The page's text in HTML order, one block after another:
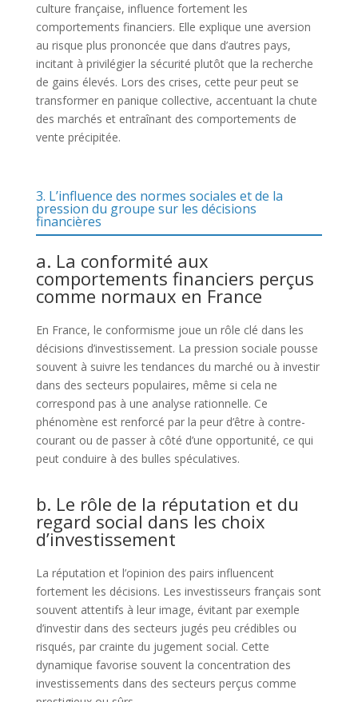
culture française, influence fortement les
comportements financiers. Elle explique une aversion
au risque plus prononcée que dans d’autres pays,
incitant à privilégier la sécurité plutôt que la recherche
de gains élevés. Lors des crises, cette peur peut se
transformer en panique collective, accentuant la chute
des marchés et entraînant des comportements de
vente précipitée.
3. L’influence des normes sociales et de la
pression du groupe sur les décisions
financières
a. La conformité aux
comportements financiers perçus
comme normaux en France
En France, le conformisme joue un rôle clé dans les
décisions d’investissement. La pression sociale pousse
souvent à suivre les tendances du marché ou à investir
dans des secteurs populaires, même si cela ne
correspond pas à une analyse rationnelle. Ce
phénomène est renforcé par la peur d’être à contre-
courant ou de passer à côté d’une opportunité, ce qui
peut conduire à des bulles spéculatives.
b. Le rôle de la réputation et du
regard social dans les choix
d’investissement
La réputation et l’opinion des pairs influencent
fortement les décisions. Les investisseurs français sont
souvent attentifs à leur image, évitant par exemple
d’investir dans des secteurs jugés peu crédibles ou
risqués, par crainte du jugement social. Cette
dynamique favorise souvent la concentration des
investissements dans des secteurs perçus comme